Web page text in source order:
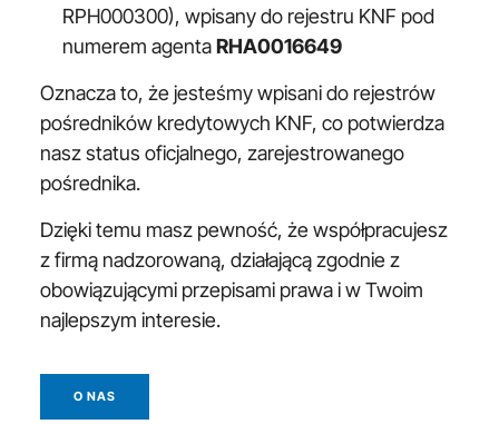
RPH000300), wpisany do rejestru KNF pod
numerem agentaRHA0016649
Oznacza to, że jesteśmy wpisani do rejestrów
pośredników kredytowych KNF, co potwierdza
nasz status oficjalnego, zarejestrowanego
pośrednika.
Dzięki temu masz pewność, że współpracujesz
z firmą nadzorowaną, działającą zgodnie z
obowiązującymi przepisami prawa i w Twoim
najlepszym interesie.
O NAS